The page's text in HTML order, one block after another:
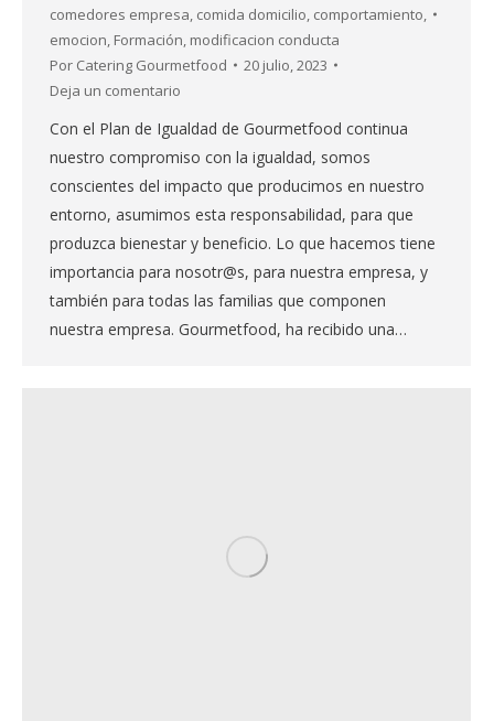
comedores empresa, comida domicilio, comportamiento,
emocion, Formación, modificacion conducta
Por Catering Gourmetfood
20 julio, 2023
Deja un comentario
Con el Plan de Igualdad de Gourmetfood continua
nuestro compromiso con la igualdad, somos
conscientes del impacto que producimos en nuestro
entorno, asumimos esta responsabilidad, para que
produzca bienestar y beneficio. Lo que hacemos tiene
importancia para nosotr@s, para nuestra empresa, y
también para todas las familias que componen
nuestra empresa. Gourmetfood, ha recibido una…